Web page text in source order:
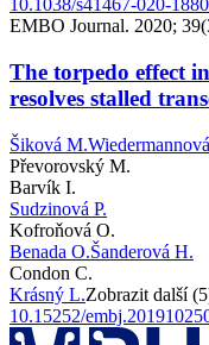
10.1038/s41467-020-
EMBO Journal. 2020;
The torpedo effect
resolves stalled
Šiková M.
Převorovský M.
Barvík I.
Sudzinová P.
Kofroňová O.
Benada O.Šanderová H.
Condon C.
Krásný L.Zobrazit další
10.15252/